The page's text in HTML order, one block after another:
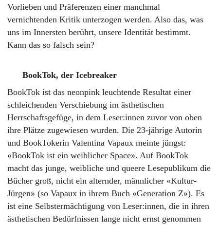
Vorlieben und Präferenzen einer manchmal
vernichtenden Kritik unterzogen werden. Also das, was
uns im Innersten berührt, unsere Identität bestimmt.
Kann das so falsch sein?
BookTok, der Icebreaker
BookTok ist das neonpink leuchtende Resultat einer
schleichenden Verschiebung im ästhetischen
Herrschaftsgefüge, in dem Leser:innen zuvor von oben
ihre Plätze zugewiesen wurden. Die 23-jährige Autorin
und BookTokerin Valentina Vapaux meinte jüngst:
«BookTok ist ein weiblicher Space». Auf BookTok
macht das junge, weibliche und queere Lesepublikum die
Bücher groß, nicht ein alternder, männlicher «Kultur-
Jürgen» (so Vapaux in ihrem Buch «Generation Z»). Es
ist eine Selbstermächtigung von Leser:innen, die in ihren
ästhetischen Bedürfnissen lange nicht ernst genommen